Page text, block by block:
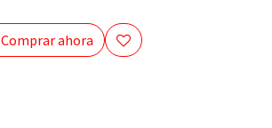
Comprar ahora